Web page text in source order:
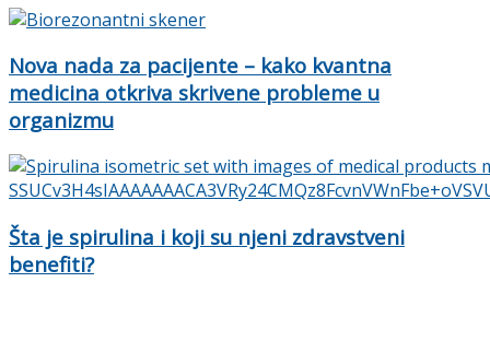
Nova nada za pacijente – kako kvantna
medicina otkriva skrivene probleme u
organizmu
Šta je spirulina i koji su njeni zdravstveni
benefiti?